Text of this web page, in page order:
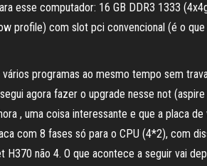
esse computador: 16 GB DDR3 1333
profile) com slot pci convencional (é o que
programas ao mesmo tempo sem
agora fazer o upgrade nesse not
, uma coisa interessante e que a placa de
com 8 fases só para o CPU (4*2), com
não 4. O que acontece a seguir vai